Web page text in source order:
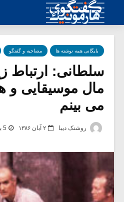
بایگانی همه نوشته ها مصاحبه و گفتگو
سلطانی: ارتباط
مال موسیقایی و
می بینم
روشنک دیبا ۲ آبان ۱۳۸۶ 5 برچسب -